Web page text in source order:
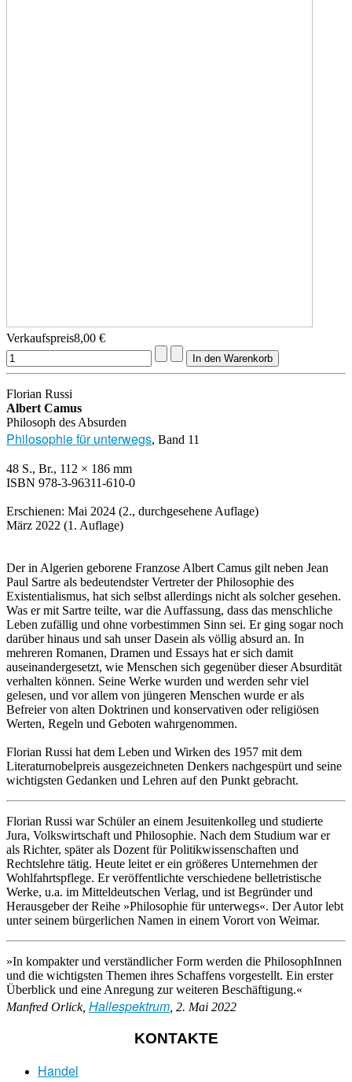
Verkaufspreis8,00 €
Florian Russi
Albert Camus
Philosoph des Absurden
Philosophie für unterwegs, Band 11
48 S., Br., 112 × 186 mm
ISBN 978-3-96311-610-0
Erschienen: Mai 2024 (2., durchgesehene Auflage)
März 2022 (1. Auflage)
Der in Algerien geborene Franzose Albert Camus gilt neben Jean
Paul Sartre als bedeutendster Vertreter der Philosophie des
Existentialismus, hat sich selbst allerdings nicht als solcher gesehen.
Was er mit Sartre teilte, war die Auffassung, dass das menschliche
Leben zufällig und ohne vorbestimmen Sinn sei. Er ging sogar noch
darüber hinaus und sah unser Dasein als völlig absurd an. In
mehreren Romanen, Dramen und Essays hat er sich damit
auseinandergesetzt, wie Menschen sich gegenüber dieser Absurdität
verhalten können. Seine Werke wurden und werden sehr viel
gelesen, und vor allem von jüngeren Menschen wurde er als
Befreier von alten Doktrinen und konservativen oder religiösen
Werten, Regeln und Geboten wahrgenommen.
Florian Russi hat dem Leben und Wirken des 1957 mit dem
Literaturnobelpreis ausgezeichneten Denkers nachgespürt und seine
wichtigsten Gedanken und Lehren auf den Punkt gebracht.
Florian Russi war Schüler an einem Jesuitenkolleg und studierte
Jura, Volkswirtschaft und Philosophie. Nach dem Studium war er
als Richter, später als Dozent für Politikwissenschaften und
Rechtslehre tätig. Heute leitet er ein größeres Unternehmen der
Wohlfahrtspflege. Er veröffentlichte verschiedene belletristische
Werke, u.a. im Mitteldeutschen Verlag, und ist Begründer und
Herausgeber der Reihe »Philosophie für unterwegs«. Der Autor lebt
unter seinem bürgerlichen Namen in einem Vorort von Weimar.
»In kompakter und verständlicher Form werden die PhilosophInnen
und die wichtigsten Themen ihres Schaffens vorgestellt. Ein erster
Überblick und eine Anregung zur weiteren Beschäftigung.«
Manfred Orlick, Hallespektrum , 2. Mai 2022
KONTAKTE
Handel